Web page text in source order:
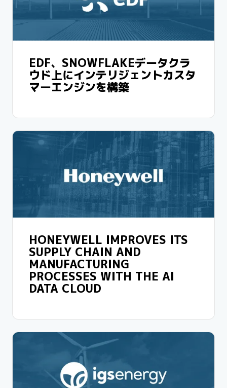
管理できることです。CortexでAIを適用できることです。
Streamlitのユーザーインターフェイスも重要です。セキュリ
ティの面から見て、非常に大きなメリットがあります。どんな
データも外部に出ないというメリットです。
嬉しいですね。また、私が素晴らしいと感じているのは、イノ
ベーションのスピードです。Cortexの優れている点は、驚くほ
どの簡単さです。初めてのチャットボットは、わずか2週間ほ
どで完成しました。
あまりに素晴らしかったので、他のユースケースにも挑戦した
員の頭の中にあります。ですから、データの民主化を進めるこ
とは非常に重要なのです。他のユースケースも検討中です。
次は、セールス文書をチャット化します。工場の作業手順のト
レーニングもチャット化したいと考えています。
さまざまなユースケースに段階的に取り組む予定です。以上
が、現在の戦略です。Snowflakeと生成AIを活用して、価値あ
EDF、SNOWFLAKEデータクラ
ウド上にインテリジェントカスタ
マーエンジンを構築
HONEYWELL IMPROVES ITS
SUPPLY CHAIN AND
MANUFACTURING
PROCESSES WITH THE AI
DATA CLOUD